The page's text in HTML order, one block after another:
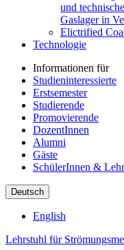
und
Gaslager in
Elictrified
Technologie
Informationen für
Studieninteressierte
Erstsemester
Studierende
Promovierende
DozentInnen
Alumni
Gäste
SchülerInnen &
Deutsch
English
Lehrstuhl für